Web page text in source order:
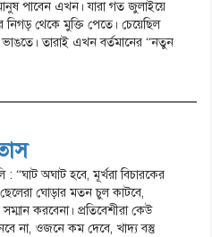
পাবেন এখন। যারা গত জুলাইয়ে
থেকে মুক্তি পেতে। চেয়েছিল
ভাঙতে। তারাই এখন বর্তমানের “নতুন
: “ঘাট অঘাট হবে, মূর্খরা বিচারকের
ঘোড়ার মতন চুল কাটবে,
করবেনা। প্রতিবেশীরা কেউ
না, ওজনে কম দেবে, খাদ্য বস্তু